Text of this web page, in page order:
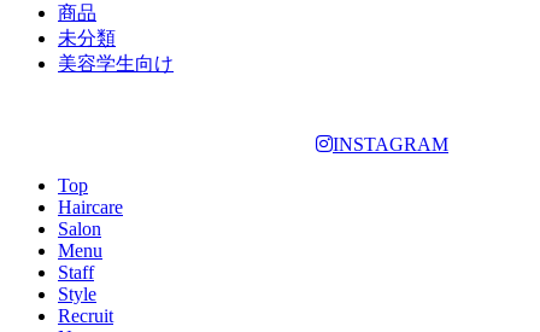
商品
未分類
美容学生向け
INSTAGRAM
Top
Haircare
Salon
Menu
Staff
Style
Recruit